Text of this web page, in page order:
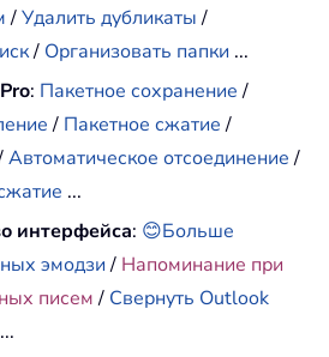
/Удалить дубликаты/
/ Организовать папки ...
: Пакетное сохранение/
/ Пакетное сжатие/
Автоматическое отсоединение/
...
интерфейса: 😊Больше
эмодзи/ Напоминание при
писем/ Свернуть Outlook
...